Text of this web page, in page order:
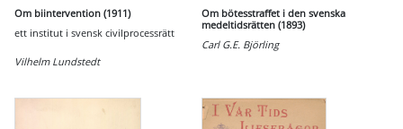
Om biintervention (1911)
ett institut i svensk civilprocessrätt
Vilhelm Lundstedt
Om bötesstraffet i den svenska
medeltidsrätten (1893)
Carl G.E. Björling